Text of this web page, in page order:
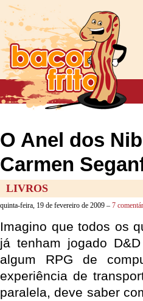
O Anel dos
Carmen
LIVROS
quinta-feira, 19 de fevereiro de 2009 – 7
Imagino que todos os
já tenham jogado
algum RPG de
experiência de
paralela, deve saber